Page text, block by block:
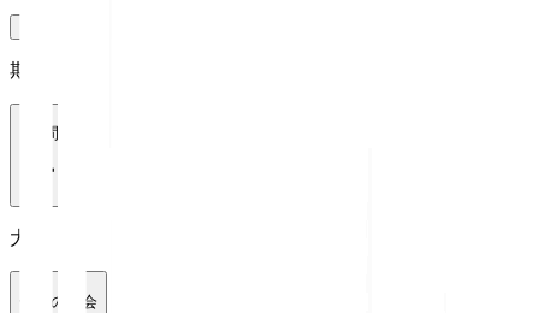
期間
1週間
大会
全ての大会